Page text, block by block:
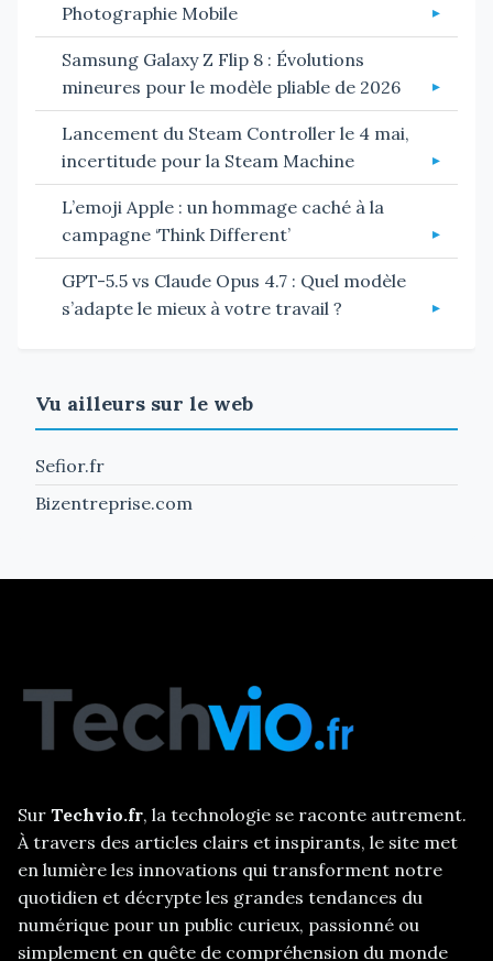
Photographie Mobile
Samsung Galaxy Z Flip 8 : Évolutions
mineures pour le modèle pliable de 2026
Lancement du Steam Controller le 4 mai,
incertitude pour la Steam Machine
L’emoji Apple : un hommage caché à la
campagne ‘Think Different’
GPT-5.5 vs Claude Opus 4.7 : Quel modèle
s’adapte le mieux à votre travail ?
Vu ailleurs sur le web
Sefior.fr
Bizentreprise.com
Sur Techvio.fr, la technologie se raconte autrement.
À travers des articles clairs et inspirants, le site met
en lumière les innovations qui transforment notre
quotidien et décrypte les grandes tendances du
numérique pour un public curieux, passionné ou
simplement en quête de compréhension du monde